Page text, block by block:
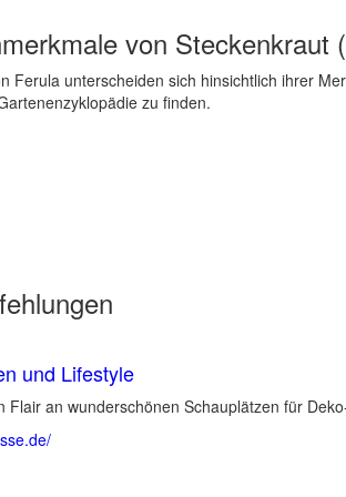
von Steckenkraut
Ferula unterscheiden sich hinsichtlich ihrer
zu finden.
und Lifestyle
an wunderschönen Schauplätzen für